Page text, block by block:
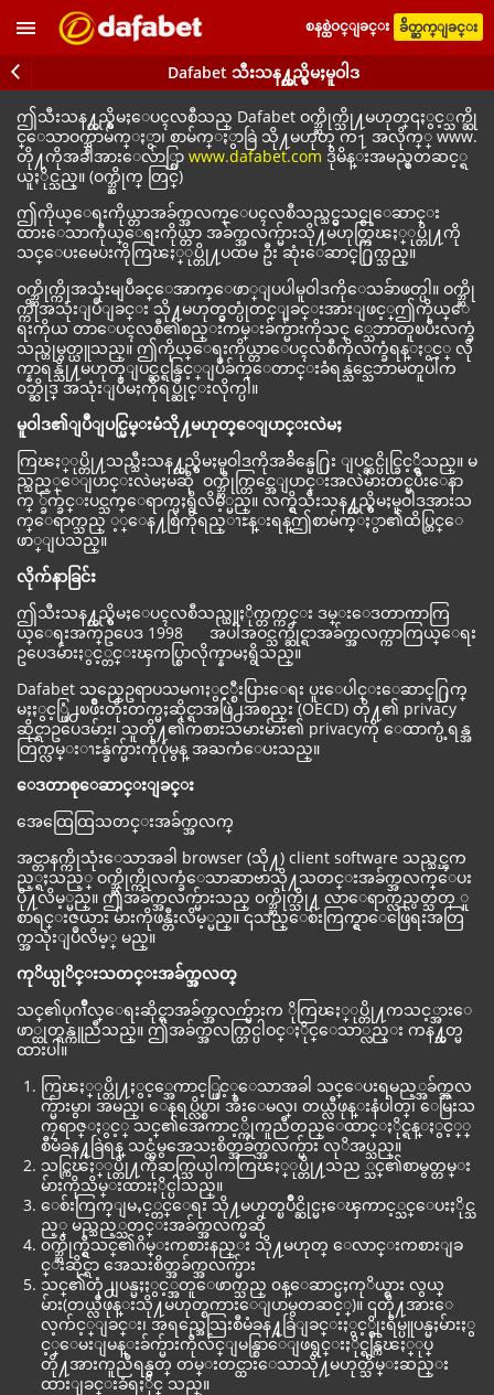
စနစ္ထဲဝင္ျခင္း ခ်ိတ္ဆက္ျခင္း
Dafabet သီးသန႔္တည္ရွိမႈမူဝါဒ
ဤသီးသန႔္တည္ရွိမႈေပၚလစီသည္ Dafabet ဝက္ဘ္ဆိုက္သို႔မဟုတ္၎ႏွင့္သက္ဆို
င္ေသာဝက္ဘ္စာမ်က္ႏွာ၊ စာမ်က္ႏွာခြဲ သို႔မဟုတ္ က႑ အလိုက္္ www.
တို႔ကိုအခါအားေလ်ာ္စြာ www.dafabet.com ဒိုမိန္းအမည္မွတဆင့္ရ
ယူႏိုင္သည္။ (ဝက္ဘ္ဆိုက္ တြင္)
ဤကိုယ္ေရးကိုယ္တာအခ်က္အလက္ေပၚလစီသည္သင္မွသင္စုေဆာင္း
ထားေသာကိုယ္ေရးကိုယ္တာ အခ်က္အလက္မ်ားသို႔မဟုတ္ကြၽႏ္ုပ္တို႔ကို
သင္ေပးမေပးကိုကြၽႏ္ုပ္တို႔ပထမ ဦး ဆုံးေဆာင္႐ြက္သည္။
ဝက္ဘ္ဆိုက္ကိုအသုံးမျပဳခင္ေအာက္ေဖာ္ျပပါမူဝါဒကိုေသခ်ာဖတ္ပါ။ ဝက္ဘ္ဆို
က္ကိုအသုံးျပဳျခင္း သို႔မဟုတ္မွတ္ပုံတင္ျခင္းအားျဖင့္ဤကိုယ္ေ
ရးကိုယ တာေပၚလစီ၏စည္းကမ္းခ်က္မ်ားကိုသင္ ္သေဘာတူၿပီးလက္ခံ
သည္ဟုမွတ္ယူသည္။ ဤကိုယ္ေရးကိုယ္တာေပၚလစီကိုလက္ခံရန္ႏွင့္ လို
က္နာရန္သို႔မဟုတ္ျပင္ဆင္ရန္ခြင့္ျပဳခ်က္ေတာင္းခံရန္သင္သေဘာမတူပါက
၀ဘ္ဆိုဒ္ အသုံးျပဳမႈကိုရပ္ဆိုင္းလိုက္ပါ။
မူဝါဒ၏ျပဳျပင္မြမ္းမံသို႔မဟုတ္ေျပာင္းလဲမႈ
ကြၽႏ္ုပ္တို႔သည္သီးသန႔္တည္ရွိမႈမူဝါဒကိုအခ်ိန္မေ႐ြး ျပင္ဆင္ပိုင္ခြင့္ရွိသည္။ မ
ည္သည့္ေျပာင္းလဲမႈမဆို ဝက္ဘ္ဆိုက္တြင္အေျပာင္းအလဲမ်ားတင္ၿပီးေနာ
က္ ္ခ်က္ခ်င္းပင္သက္ေရာက္မႈရွိလိမ့္မည္။ လက္ရွိသီးသန႔္တည္ရွိမႈမူဝါဒအားသ
က္ေရာက္သည္ ့္ေန႔စြဲကိုရည္ၫႊန္းရန္ဤစာမ်က္ႏွာ၏ထိပ္တြင္ေ
ဖာ္ျပသည္။
လိုက်နာခြင်း
ဤသီးသန႔္တည္ရွိမႈေပၚလစီသည္ယူႏိုက္တက္ကင္း ဒမ္းေဒတာကာကြ
ယ္ေရးအက္ဥပေဒ 1998 အပါအဝင္သက္ဆိုင္ရာအခ်က္အလက္ကာကြယ္ေရး
ဥပေဒမ်ားႏွင့္တင္းၾကပ္စြာလိုက္နာမႈရွိသည္။
Dafabet သည္ဥေရာပသမဂၢႏွင့္စီးပြားေရး ပူးေပါင္းေဆာင္႐ြက္
မႈႏွင့္ဖြံ႕ၿဖိဳးတိုးတက္မႈဆိုင္ရာအဖြဲ႕အစည္း (OECD) တို႔၏ privacy
ဆိုင္ရာဥပေဒမ်ား၊ သူတို႔၏ကစားသမားမ်ား၏ privacyကို ေထာက္ပံ့ရန္အ
တြက္လမ္းၫႊန္ခ်က္မ်ားကိုပုံမွန္ အႀကံေပးသည္။
ေဒတာစုေဆာင္းျခင္း
အေထြေထြသတင္းအခ်က္အလက္
အင္တာနက္ကိုသုံးေသာအခါ browser (သို႔) client software သည္သင္ၾက
ည့္ရႈသည့္ ဝက္ဘ္ဆိုက္ကိုလက္ခံေသာဆာဗာသို႔သတင္းအခ်က္အလက္ေပး
ပို႔လိမ့္မည္။ ဤအခ်က္အလက္မ်ားသည္ ၀က္ဘ္ဆိုက္သို႔ လာေရာက္လည္ပတ္သတ္ ူ
စာရင္းဇယား မ်ားကိုဖန္တီးလိမ့္မည္။ ၎သည္ေစ်းကြက္ရွာေဖြေရးအတြ
က္အသုံးျပဳလိမ့္ မည္။
ကုိယ္ပုိင္းသတင္းအခ်က္အလတ္
သင္၏ပုဂၢိဳလ္ေရးဆိုင္ရာအခ်က္အလက္မ်ားက ိုကြၽႏ္ုပ္တို႔ကသင့္အားေ
ဖာ္ထုတ္ရန္ကူညီသည္။ ဤအခ်က္အလက္တြင္ပါဝင္ႏိုင္ေသာ္လည္း ကန႔္သတ္မ
ထားပါ။
ကြၽႏ္ုပ္တို႔ႏွင့္အေကာင့္ဖြင့္ေသာအခါ သင္ေပးရမည့္အခ်က္အလ
က္မ်ားမွာ၊ အမည္၊ ေနရပ္လိပ္စာ၊ အီးေမလ္၊ တယ္လီဖုန္းနံပါတ္၊ ေမြးသ
ကၠရာဇ္ႏွင့္ သင္၏အေကာင့္ကိုကူညီတည္ေထာင္ႏိုင္ရန္ႏွင့္္
စီမံခန႔္ခြဲရန္ သင္ထံမွအေသးစိတ္အခ်က္အလက္မ်ား လုိအပ္သည္။
သင္ကြၽႏ္ုပ္တို႔ကိုဆက္သြယ္ပါကကြၽႏ္ုပ္တို႔သည ္သင္၏စာမွတ္တမ္း
မ်ားကိုသိမ္းထားႏိုင္ပါသည္။
ေစ်းကြက္ျမႇင့္တင္ေရး သို႔မဟုတ္ၿပိဳင္ဆိုင္မႈေၾကာင့္သင္ေပးႏိုင္သ
ည့္ မည္သည့္သတင္းအခ်က္အလက္မဆို
၀က္ဘ္ဆိုက္ရွိသင္၏ဂိမ္းကစားနည္း သို႔မဟုတ္ ေလာင္းကစားျခ
င္းဆိုင္ရာ အေသးစိတ္အခ်က္အလက္မ်ား
သင္၏တုံ႕ျပန္မႈႏွင့္အတူေဖာက္သည္ ၀န္ေဆာင္မႈကုိယ္စား လွယ္
မ်ား(တယ္လီဖုန္းသို႔မဟုတ္စကားေျပာမွတဆင့္)။ ၎တို႔အားေ
လ့က်င့္ျခင္း၊ အရည္အေသြးစီမံခန႔္ခြဲျခင္းႏွင့္စိုးရိမ္ပူပန္မႈမ်ားႏွ
င့္ေမးျမန္းခ်က္မ်ားကိုလ်င္ျမန္စြာေျဖရွင္းႏိုင္ရန္ကြၽႏ္ုပ္
တို႔အားကူညီရန္မွတ္ တမ္းတင္ထားေသာသို႔မဟုတ္သိမ္းဆည္း
ထားျခင္းခံရႏိုင္ သည္။